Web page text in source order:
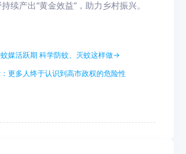
续产出“黄金效益”，助力乡村振兴。
媒活跃期 科学防蚊、灭蚊这样做→
更多人终于认识到高市政权的危险性